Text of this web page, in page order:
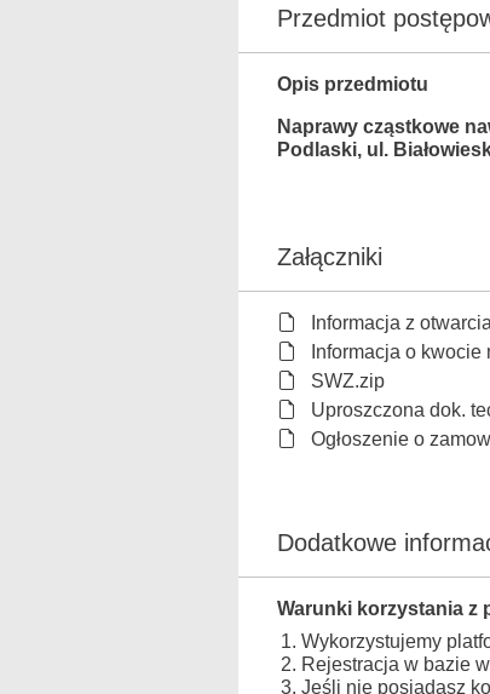
Przedmiot
Opis przedmiotu
Naprawy cząstkowe
Podlaski, ul.
Załączniki
Informacja z
Informacja o
SWZ.zip
Uproszczona dok.
Ogłoszenie o
Dodatkowe
Warunki korzystania z
Wykorzystujemy
Rejestracja w bazie
Jeśli nie posiadasz